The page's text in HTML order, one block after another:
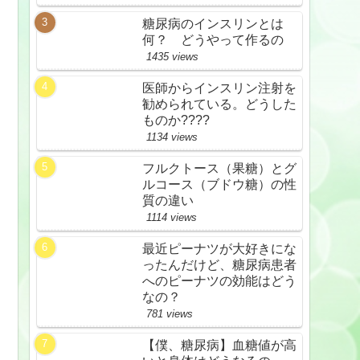
糖尿病のインスリンとは
何？ どうやって作るの
1435 views
医師からインスリン注射を
勧められている。どうした
ものか????
1134 views
フルクトース（果糖）とグ
ルコース（ブドウ糖）の性
質の違い
1114 views
最近ピーナツが大好きにな
ったんだけど、糖尿病患者
へのピーナツの効能はどう
なの？
781 views
【僕、糖尿病】血糖値が高